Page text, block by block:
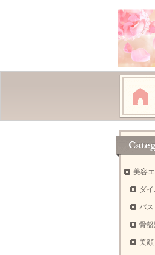
美容
ダ
バ
骨
美